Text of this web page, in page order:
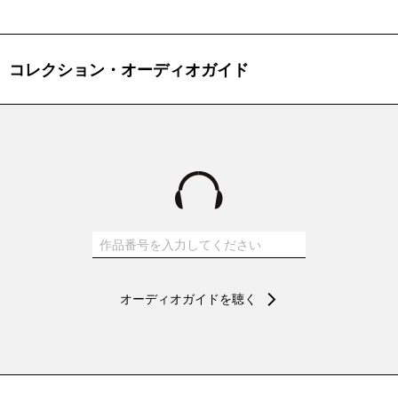
をつくように組み合わせたり、モチーフ自体を変容させたりするこ
り出しました。この小さな作品においても、理性には支配されない
心の奥底にある現実を超えた世界、謎めいて神秘的な世界を緻密な
コレクション・オーディオガイド
オーディオガイドを聴く